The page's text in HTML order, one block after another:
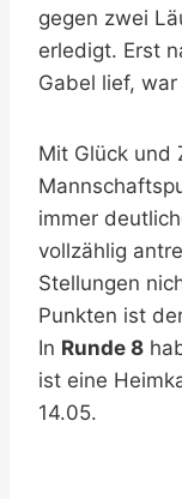
gegen zwei
erledigt. Erst
Gabel lief,
Mit Glück und
immer
vollzählig
Stellungen
Punkten ist
In Runde 8
ist eine
14.05.